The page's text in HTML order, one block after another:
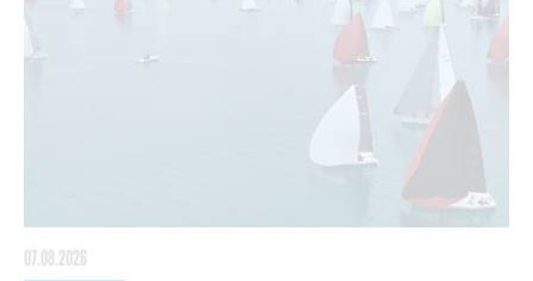
07.08.2026